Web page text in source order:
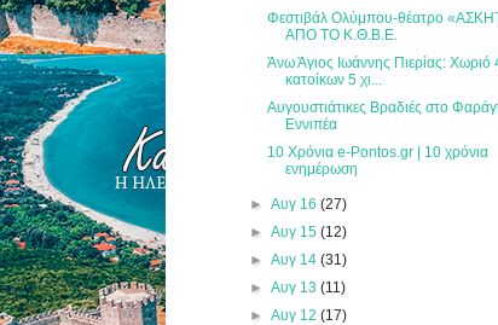
Φεστιβάλ Ολύμπου-θέατρο
ΑΠΟ ΤΟ Κ.Θ.Β.Ε.
Άνω Άγιος Ιωάννης Πιερίας: Χωριό
κατοίκων 5 χι...
Αυγουστιάτικες Βραδιές στο
Εννιπέα
10 Χρόνια e-Pontos.gr | 10 χρόνια
ενημέρωση
► Αυγ 16 (27)
► Αυγ 15 (12)
► Αυγ 14 (31)
► Αυγ 13 (11)
► Αυγ 12 (17)